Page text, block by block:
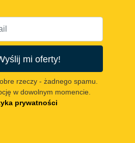
mi oferty!
rzeczy - żadnego spamu.
w dowolnym momencie.
prywatności